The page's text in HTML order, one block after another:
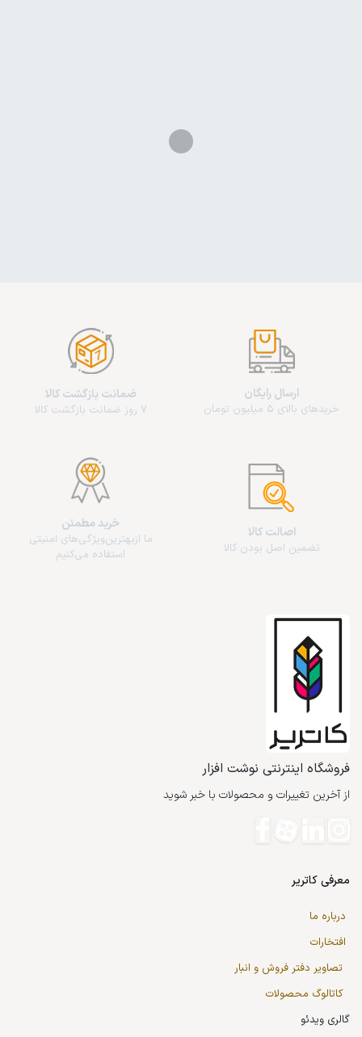
ارسال رایگان
خریدهای بالای 5 میلیون تومان
ضمانت بازگشت کالا
7 روز ضمانت بازگشت کالا
اصالت کالا
تضمین اصل بودن کالا
خرید مطمئن
ما از‌بهترین‌ویژگی‌های امنیتی
استفاده می‌کنیم
فروشگاه اینترنتی نوشت افزار
از آخرین تغییرات و محصولات با خبر شوید
معرفی کاتریر
درباره ما
افتخارات
تصاویر دفتر فروش و انبار
کاتالوگ محصولات
گالری ویدئو